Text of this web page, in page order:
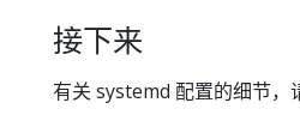
接下来
有关 systemd 配置的细节，